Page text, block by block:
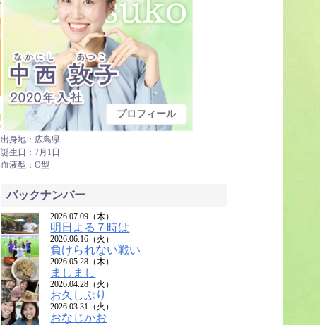
プロフィール
出身地：広島県
誕生日：7月1日
血液型：O型
バックナンバー
2026.07.09（木）
明日よる７時は
2026.06.16（火）
負けられない戦い
2026.05.28（木）
ましまし
2026.04.28（火）
お久しぶり
2026.03.31（火）
おなじかお